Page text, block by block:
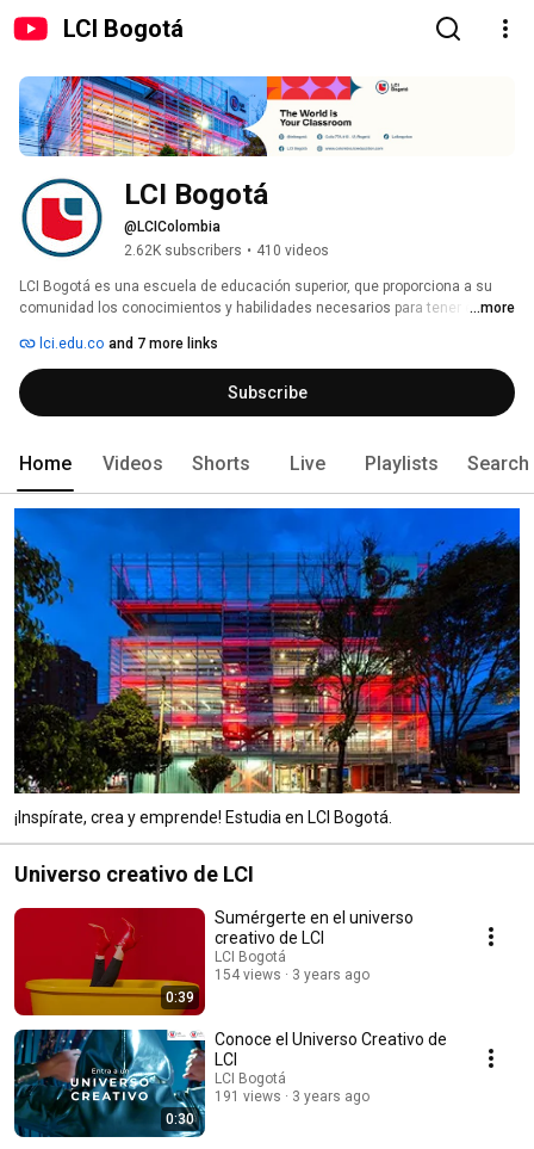
LCI Bogotá
LCI Bogotá
@LCIColombia
2.62K subscribers • 410 videos
LCI Bogotá es una escuela de educación superior, que proporciona a su
comunidad los conocimientos y habilidades necesarios para tener éxito
red internacional LCI Education Network con 23 campus en 5 continentes,
y fue creada en Canadá hace más de 50 años.
...more
lci.edu.co and 7 more links
Subscribe
Home Videos Shorts Live Playlists Search
¡Inspírate, crea y emprende! Estudia en LCI Bogotá.
Universo creativo de LCI
0:39
Sumérgerte en el universo
creativo de LCI
LCI Bogotá
154 views
3 years ago
0:30
Conoce el Universo Creativo de
LCI
LCI Bogotá
191 views
3 years ago